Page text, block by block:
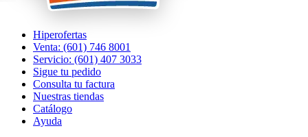
Hiperofertas
Venta: (601) 746 8001
Servicio: (601) 407 3033
Sigue tu pedido
Consulta tu factura
Nuestras tiendas
Catálogo
Ayuda